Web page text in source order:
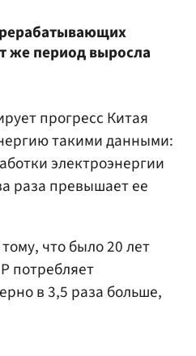
же период выросла
прогресс Китая
такими данными:
электроэнергии
раза превышает ее
что было 20 лет
потребляет
в 3,5 раза больше,